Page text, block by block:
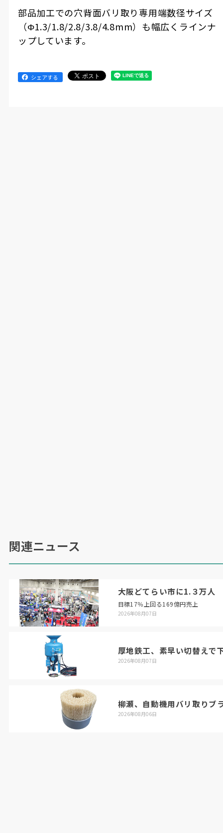
部品加工での穴背面バリ取り専用端数径サイズ
（Φ1.3/1.8/2.8/3.8/4.8mm）も幅広くラインナ
ップしています。
シェアする
関連ニュース
大阪どてらい市に1.３万人
目標17％上回る169億円売上
2026年08月07日
厚地鉄工、素早い切替えで
2026年08月07日
柳瀬、自動機用バリ取りブ
2026年08月06日